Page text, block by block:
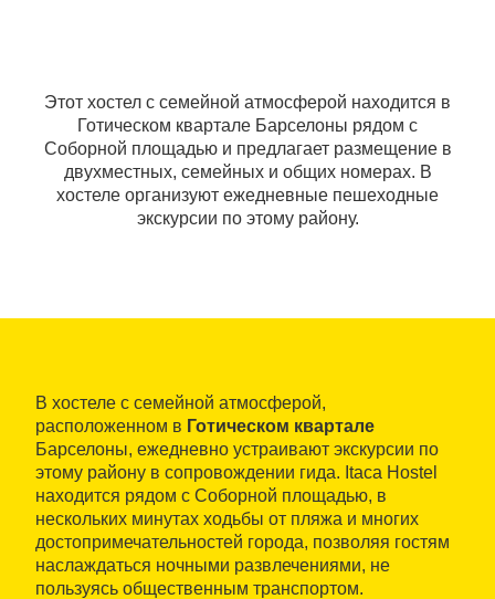
Этот хостел с семейной атмосферой находится в
Готическом квартале Барселоны рядом с
Соборной площадью и предлагает размещение в
двухместных, семейных и общих номерах. В
хостеле организуют ежедневные пешеходные
экскурсии по этому району.
В хостеле с семейной атмосферой,
расположенном в Готическом квартале
Барселоны, ежедневно устраивают экскурсии по
этому району в сопровождении гида. Itaca Hostel
находится рядом с Соборной площадью, в
нескольких минутах ходьбы от пляжа и многих
достопримечательностей города, позволяя гостям
наслаждаться ночными развлечениями, не
пользуясь общественным транспортом.